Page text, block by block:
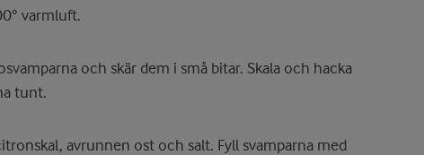
varmluft.
och skär dem i små bitar. Skala och hacka
tunt.
avrunnen ost och salt. Fyll svamparna med